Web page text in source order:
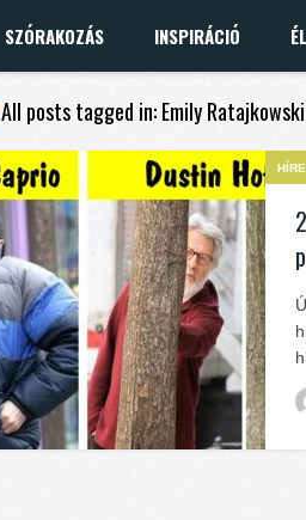
SZÓRAKOZÁS INSPIRÁCIÓ
All posts tagged in: Emily Ratajkowski